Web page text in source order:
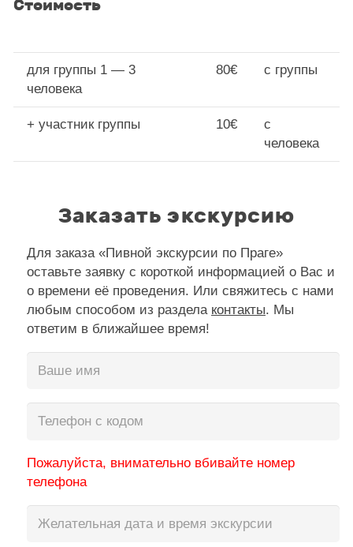
Стоимость
для группы 1 — 3
человека
80€ с группы
+ участник группы 10€
с
человека
Заказать экскурсию
Для заказа «Пивной экскурсии по Праге»
оставьте заявку с короткой информацией о Вас и
о времени её проведения. Или свяжитесь с нами
любым способом из раздела контакты. Мы
ответим в ближайшее время!
Пожалуйста, внимательно вбивайте номер
телефона